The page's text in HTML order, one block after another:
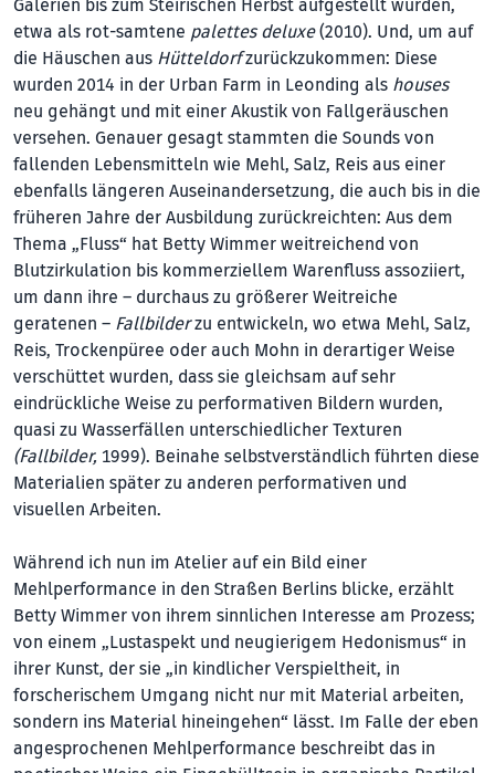
Galerien bis zum Steirischen Herbst aufgestellt wurden,
etwa als rot-samtene palettes deluxe(2010). Und, um auf
die Häuschen aus Hütteldorfzurückzukommen: Diese
wurden 2014 in der Urban Farm in Leonding als houses
neu gehängt und mit einer Akustik von Fallgeräuschen
versehen. Genauer gesagt stammten die Sounds von
fallenden Lebensmitteln wie Mehl, Salz, Reis aus einer
ebenfalls längeren Auseinandersetzung, die auch bis in die
früheren Jahre der Ausbildung zurückreichten: Aus dem
Thema „Fluss“ hat Betty Wimmer weitreichend von
Blutzirkulation bis kommerziellem Warenfluss assoziiert,
um dann ihre – durchaus zu größerer Weitreiche
geratenen – Fallbilderzu entwickeln, wo etwa Mehl, Salz,
Reis, Trockenpüree oder auch Mohn in derartiger Weise
verschüttet wurden, dass sie gleichsam auf sehr
eindrückliche Weise zu performativen Bildern wurden,
quasi zu Wasserfällen unterschiedlicher Texturen
(Fallbilder, 1999). Beinahe selbstverständlich führten diese
Materialien später zu anderen performativen und
visuellen Arbeiten.
Während ich nun im Atelier auf ein Bild einer
Mehlperformance in den Straßen Berlins blicke, erzählt
Betty Wimmer von ihrem sinnlichen Interesse am Prozess;
von einem „Lustaspekt und neugierigem Hedonismus“ in
ihrer Kunst, der sie „in kindlicher Verspieltheit, in
forscherischem Umgang nicht nur mit Material arbeiten,
sondern ins Material hineingehen“ lässt. Im Falle der eben
angesprochenen Mehlperformance beschreibt das in